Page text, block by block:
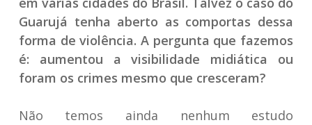
Guarujá tenha aberto as comportas dessa
forma de violência. A pergunta que fazemos
é: aumentou a visibilidade midiática ou
foram os crimes mesmo que cresceram?
Não temos ainda nenhum estudo